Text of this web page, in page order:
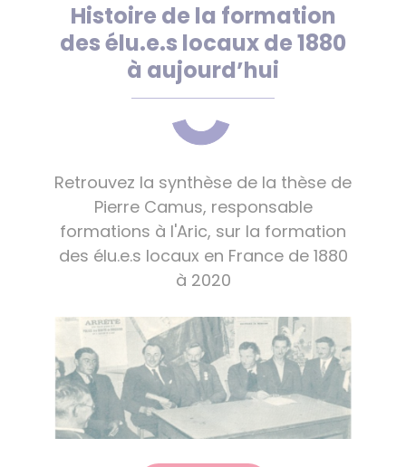
Histoire de la formation
des élu.e.s locaux de 1880
à aujourd’hui
Retrouvez la synthèse de la thèse de
Pierre Camus, responsable
formations à l'Aric, sur la formation
des élu.e.s locaux en France de 1880
à 2020